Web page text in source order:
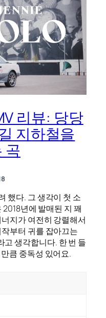
리뷰: 당당
지하철을
곡
했다. 그 생각이 첫 소
년에 발매된 지 꽤
지가 여전히 강렬해서
부터 귀를 잡아끄는
생각합니다. 한 번 들
큼 중독성 있어요.